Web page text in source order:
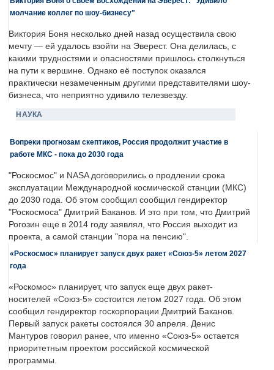
молчание коллег по шоу-бизнесу"
Виктория Боня несколько дней назад осуществила свою
мечту — ей удалось взойти на Эверест. Она делилась, с
какими трудностями и опасностями пришлось столкнуться
на пути к вершине. Однако её поступок оказался
практически незамеченным другими представителями шоу-
бизнеса, что неприятно удивило телезвезду.
НАУКА
Вопреки прогнозам скептиков, Россия продолжит участие в
работе МКС - пока до 2030 года
"Роскосмос" и NASA договорились о продлении срока
эксплуатации Международной космической станции (МКС)
до 2030 года. Об этом сообщил сообщил гендиректор
"Роскосмоса" Дмитрий Баканов. И это при том, что Дмитрий
Рогозин еще в 2014 году заявлял, что Россия выходит из
проекта, а самой станции "пора на пенсию".
«Роскосмос» планирует запуск двух ракет «Союз-5» летом 2027
года
«Роскомос» планирует, что запуск еще двух ракет-
носителей «Союз-5» состоится летом 2027 года. Об этом
сообщил гендиректор госкорпорации Дмитрий Баканов.
Первый запуск ракеты состоялся 30 апреля. Денис
Мантуров говорил ранее, что именно «Союз-5» остается
приоритетным проектом российской космической
программы.